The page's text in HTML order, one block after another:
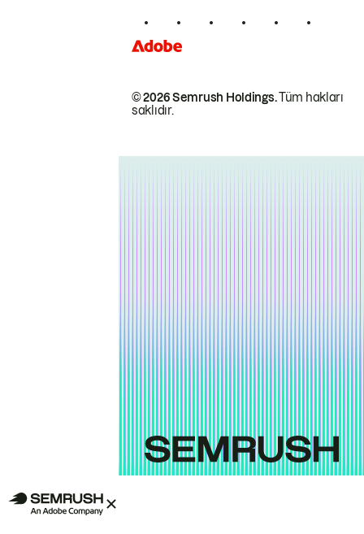
© 2026 Semrush Holdings.Tüm hakları
saklıdır.